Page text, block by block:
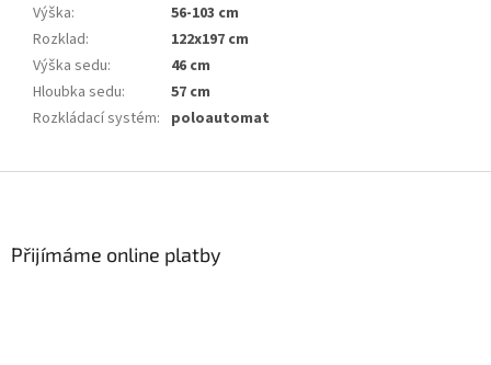
Výška:
56-103 cm
Rozklad:
122x197 cm
Výška sedu:
46 cm
Hloubka sedu:
57 cm
Rozkládací systém: poloautomat
Přijímáme online platby